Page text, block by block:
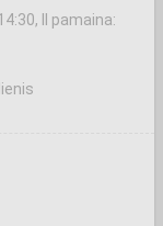
II pamaina: